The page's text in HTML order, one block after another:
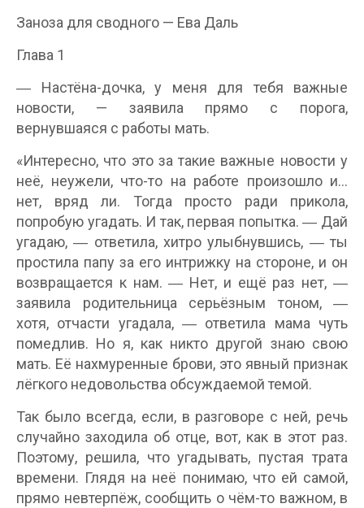
Заноза для сводного — Ева Даль
Глава 1
― Настёна-дочка, у меня для тебя важные
новости, — заявила прямо с порога,
вернувшаяся с работы мать.
«Интересно, что это за такие важные новости у
неё, неужели, что-то на работе произошло и…
нет, вряд ли. Тогда просто ради прикола,
попробую угадать. И так, первая попытка. ― Дай
угадаю, ― ответила, хитро улыбнувшись, ― ты
простила папу за его интрижку на стороне, и он
возвращается к нам. ― Нет, и ещё раз нет, ―
заявила родительница серьёзным тоном, ―
хотя, отчасти угадала, ― ответила мама чуть
помедлив. Но я, как никто другой знаю свою
мать. Её нахмуренные брови, это явный признак
лёгкого недовольства обсуждаемой темой.
Так было всегда, если, в разговоре с ней, речь
случайно заходила об отце, вот, как в этот раз.
Поэтому, решила, что угадывать, пустая трата
времени. Глядя на неё понимаю, что ей самой,
прямо невтерпёж, сообщить о чём-то важном, в